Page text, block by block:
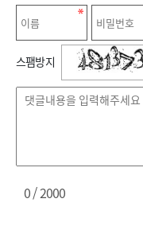
스팸방지
0/ 2000